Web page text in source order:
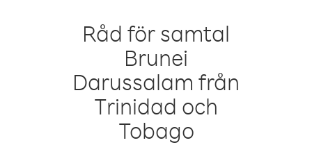
Råd för samtal
Brunei
Darussalam från
Trinidad och
Tobago